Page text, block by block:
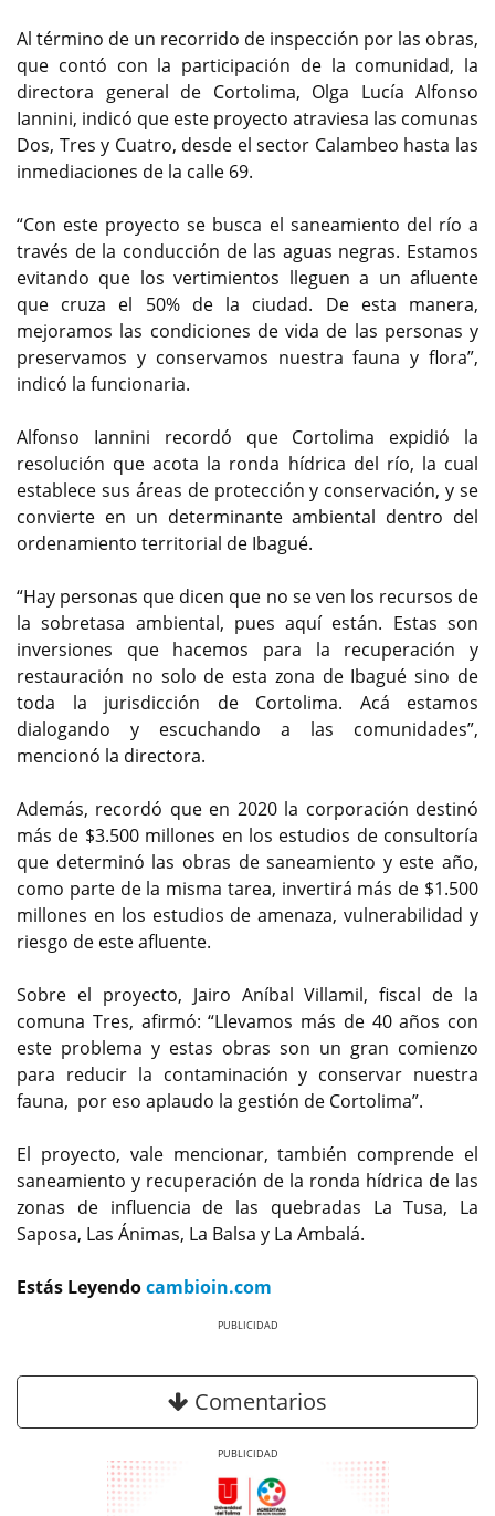
Al término de un recorrido de inspección por las obras,
que contó con la participación de la comunidad, la
directora general de Cortolima, Olga Lucía Alfonso
Iannini, indicó que este proyecto atraviesa las comunas
Dos, Tres y Cuatro, desde el sector Calambeo hasta las
inmediaciones de la calle 69.
“Con este proyecto se busca el saneamiento del río a
través de la conducción de las aguas negras. Estamos
evitando que los vertimientos lleguen a un afluente
que cruza el 50% de la ciudad. De esta manera,
mejoramos las condiciones de vida de las personas y
preservamos y conservamos nuestra fauna y flora”,
indicó la funcionaria.
Alfonso Iannini recordó que Cortolima expidió la
resolución que acota la ronda hídrica del río, la cual
establece sus áreas de protección y conservación, y se
convierte en un determinante ambiental dentro del
ordenamiento territorial de Ibagué.
“Hay personas que dicen que no se ven los recursos de
la sobretasa ambiental, pues aquí están. Estas son
inversiones que hacemos para la recuperación y
restauración no solo de esta zona de Ibagué sino de
toda la jurisdicción de Cortolima. Acá estamos
dialogando y escuchando a las comunidades”,
mencionó la directora.
Además, recordó que en 2020 la corporación destinó
más de $3.500 millones en los estudios de consultoría
que determinó las obras de saneamiento y este año,
como parte de la misma tarea, invertirá más de $1.500
millones en los estudios de amenaza, vulnerabilidad y
riesgo de este afluente.
Sobre el proyecto, Jairo Aníbal Villamil, fiscal de la
comuna Tres, afirmó: “Llevamos más de 40 años con
este problema y estas obras son un gran comienzo
para reducir la contaminación y conservar nuestra
fauna, por eso aplaudo la gestión de Cortolima”.
El proyecto, vale mencionar, también comprende el
saneamiento y recuperación de la ronda hídrica de las
zonas de influencia de las quebradas La Tusa, La
Saposa, Las Ánimas, La Balsa y La Ambalá.
Estás Leyendocambioin.com
Comentarios